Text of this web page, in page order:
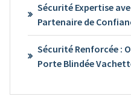
Sécurité Expertise
Partenaire de
Sécurité Renforcée :
Porte Blindée